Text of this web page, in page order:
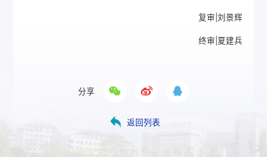
复审|刘景辉
终审|夏建兵
分享
返回列表